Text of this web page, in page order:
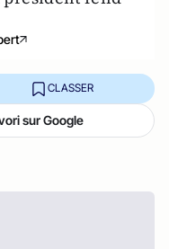
CLASSER
sur Google